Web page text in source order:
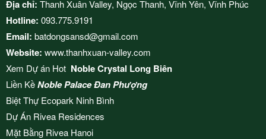
Địa chỉ: Thanh Xuân Valley, Ngọc Thanh, Vĩnh Yên, Vĩnh Phúc
Hotline: 093.775.9191
Email: batdongsansd@gmail.com
Website: www.thanhxuan-valley.com
Xem Dự án Hot Noble Crystal Long Biên
Liền KềNoble Palace Đan Phượng
Biệt Thự Ecopark Ninh Bình
Dự Án Rivea Residences
Mặt Bằng Rivea Hanoi